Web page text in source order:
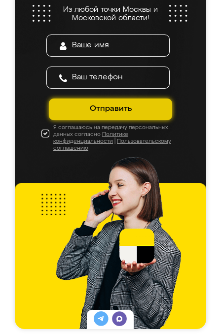
Из любой точки Москвы и
Московской области!
Отправить
Я соглашаюсь на передачу персональных
данных согласно Политике
конфиденциальности
Пользовательскому
соглашению